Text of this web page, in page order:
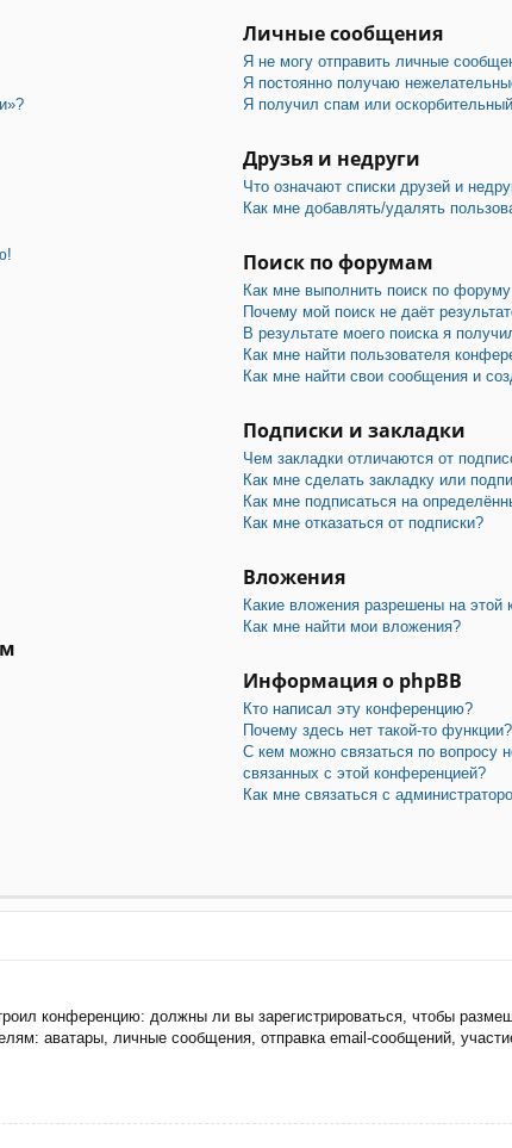
Личные сообщения
Я не могу отправить личные
Я постоянно получаю
Я получил спам или
Друзья и недруги
Что означают списки друзей и
Как мне добавлять/удалять
Поиск по форумам
Как мне выполнить поиск по
Почему мой поиск не даёт
В результате моего поиска я
Как мне найти пользователя
Как мне найти свои сообщения и
Подписки и закладки
Чем закладки отличаются от
Как мне сделать закладку или
Как мне подписаться на
Как мне отказаться от подписки?
Вложения
Какие вложения разрешены на этой
Как мне найти мои вложения?
Информация о phpBB
Кто написал эту конференцию?
Почему здесь нет такой-то функции?
С кем можно связаться по вопросу
связанных с этой конференцией?
Как мне связаться с
конференцию: должны ли вы зарегистрироваться, чтобы
аватары, личные сообщения, отправка email-сообщений,